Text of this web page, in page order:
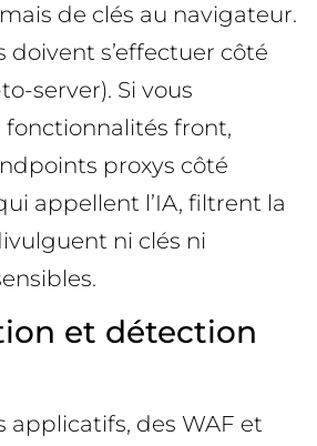
de clés au navigateur.
doivent s’effectuer côté
server). Si vous
fonctionnalités front,
proxys côté
appellent l’IA, filtrent la
ni clés ni
et détection
applicatifs, des WAF et